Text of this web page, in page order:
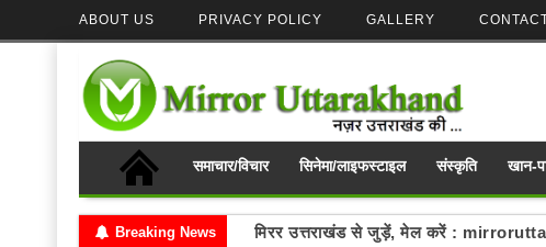
ABOUT US PRIVACY POLICY GALLERY
समाचार/विचार सिनेमा/लाइफस्टाइल संस्कृति खान-
Breaking News
मिरर उत्तराखंड से जुड़ें, मेल करें :